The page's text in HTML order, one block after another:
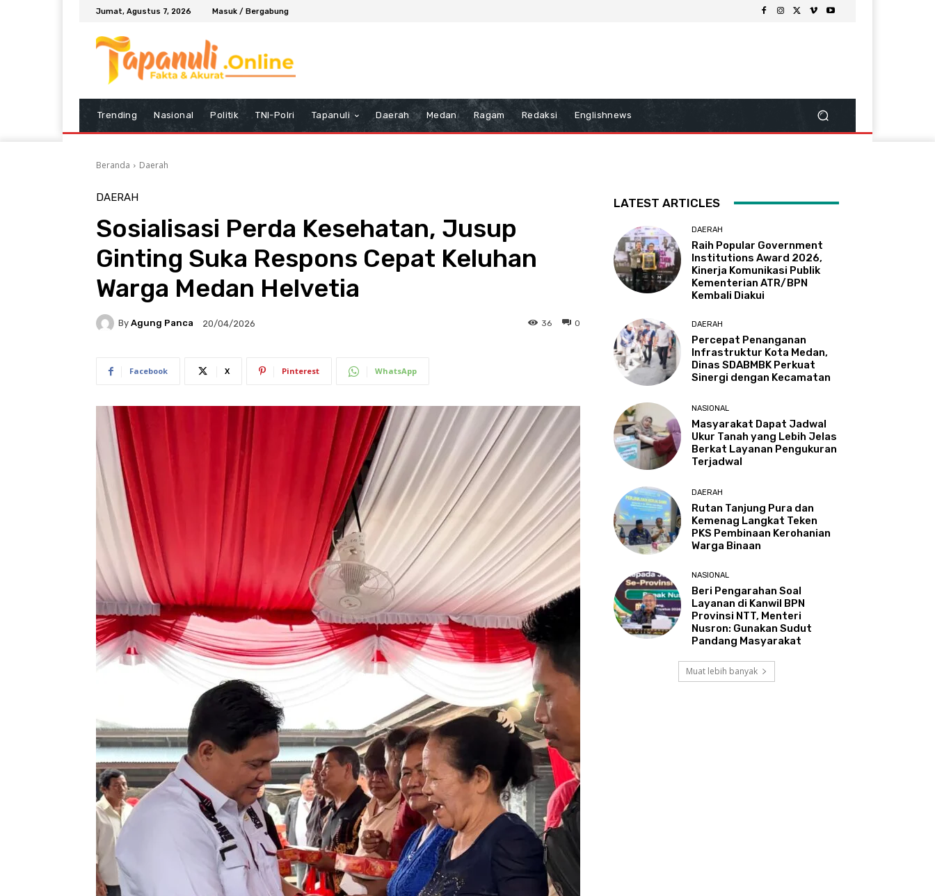
Jumat, Agustus 7, 2026 Masuk / Bergabung
Trending Nasional Politik TNI-Polri Tapanuli Daerah Medan Ragam Redaksi Englishnews
Beranda Daerah
DAERAH
Sosialisasi Perda Kesehatan, Jusup
Ginting Suka Respons Cepat Keluhan
Warga Medan Helvetia
By Agung Panca 20/04/2026 0
36
Facebook X Pinterest WhatsApp
LATEST ARTICLES
DAERAH
Raih Popular Government
Institutions Award 2026,
Kinerja Komunikasi Publik
Kementerian ATR/BPN
Kembali Diakui
DAERAH
Percepat Penanganan
Infrastruktur Kota Medan,
Dinas SDABMBK Perkuat
Sinergi dengan Kecamatan
NASIONAL
Masyarakat Dapat Jadwal
Ukur Tanah yang Lebih Jelas
Berkat Layanan Pengukuran
Terjadwal
DAERAH
Rutan Tanjung Pura dan
Kemenag Langkat Teken
PKS Pembinaan Kerohanian
Warga Binaan
NASIONAL
Beri Pengarahan Soal
Layanan di Kanwil BPN
Provinsi NTT, Menteri
Nusron: Gunakan Sudut
Pandang Masyarakat
Muat lebih banyak